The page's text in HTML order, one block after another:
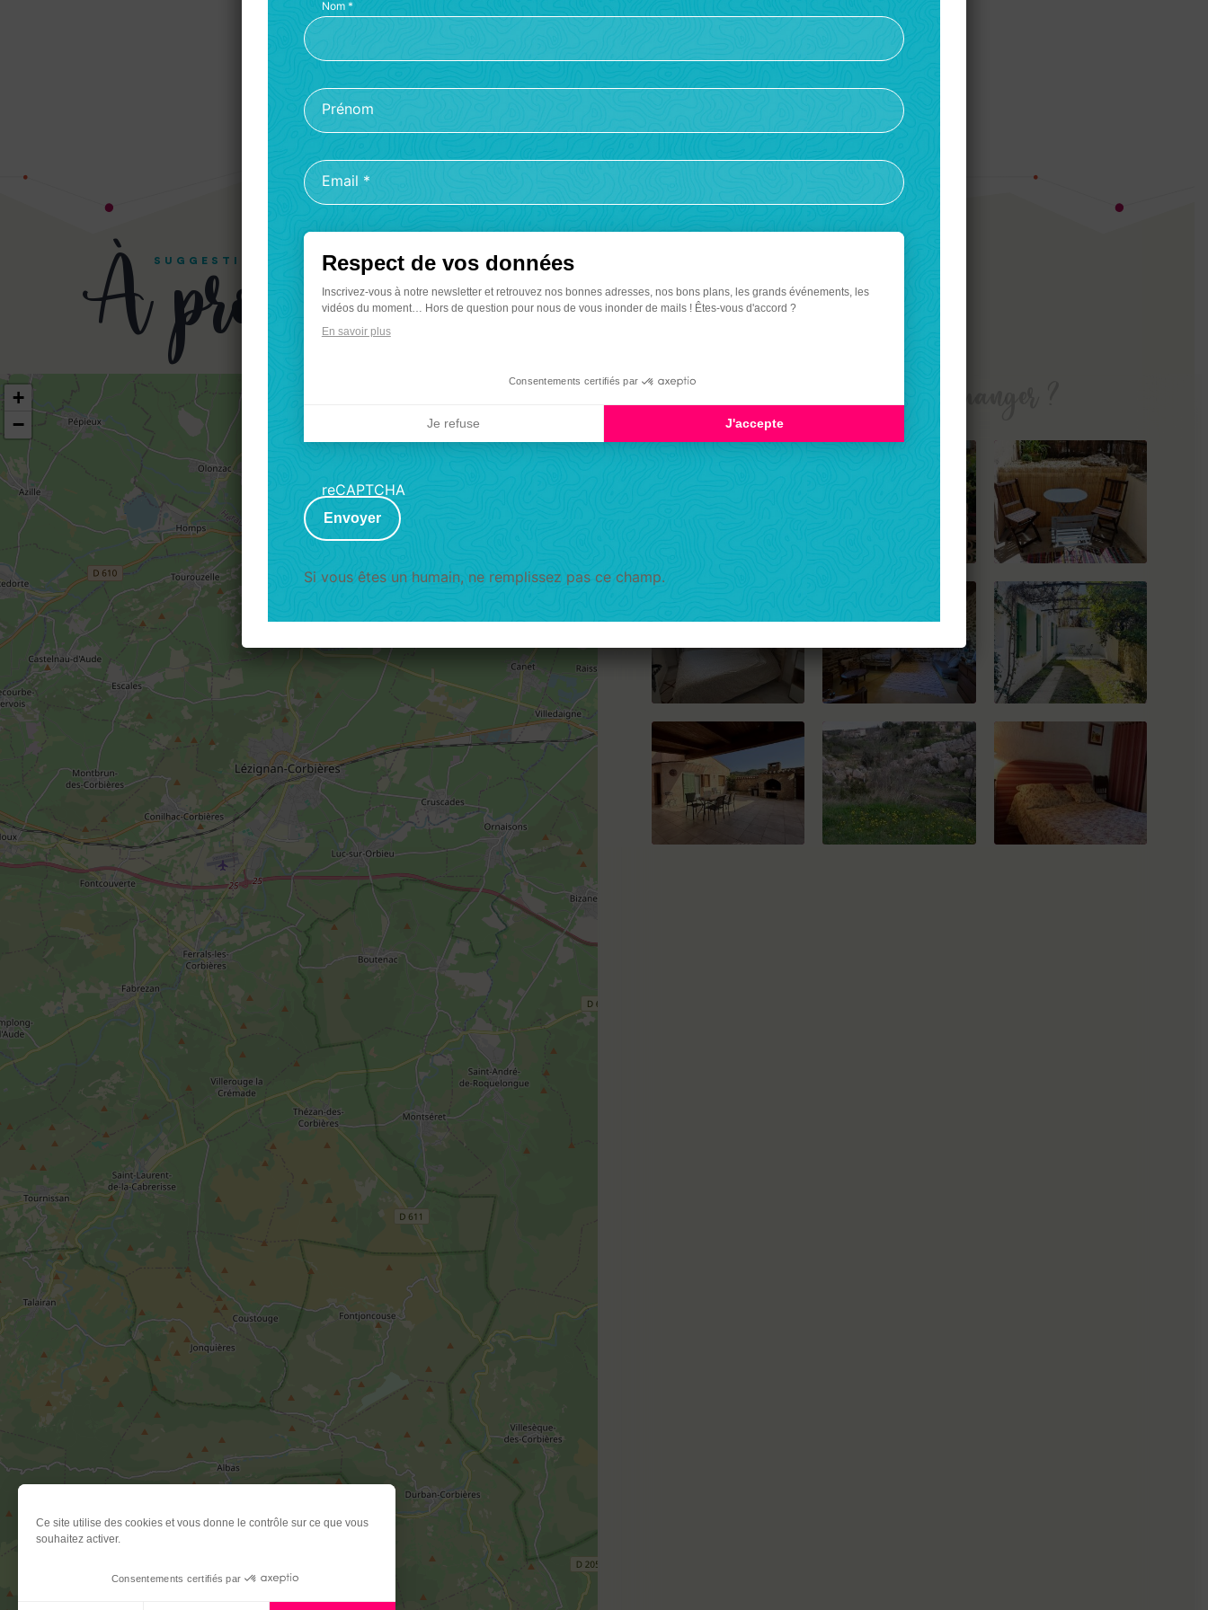
Ce site utilise des cookies et vous donne le contrôle sur ce que vous
souhaitez activer.
Consentements certifiés par
SUGGESTIONS
À proximité
+
−
Où dormir ? Où manger ?
Nom *
Prénom
Email *
Respect de vos données
Inscrivez-vous à notre newsletter et retrouvez nos bonnes adresses, nos bons plans, les grands événements, les
vidéos du moment… Hors de question pour nous de vous inonder de mails ! Êtes-vous d'accord ?
En savoir plus
Consentements certifiés par
Je refuse J'accepte
reCAPTCHA
Envoyer
Si vous êtes un humain, ne remplissez pas ce champ.